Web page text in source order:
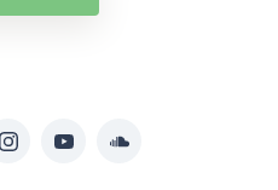
InstagramYouTubeSoundcloud